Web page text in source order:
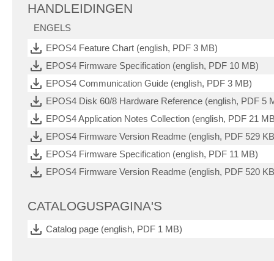
HANDLEIDINGEN
ENGELS
EPOS4 Feature Chart (english, PDF 3 MB)
EPOS4 Firmware Specification (english, PDF 10 MB)
EPOS4 Communication Guide (english, PDF 3 MB)
EPOS4 Disk 60/8 Hardware Reference (english, PDF 5
EPOS4 Application Notes Collection (english, PDF 21
EPOS4 Firmware Version Readme (english, PDF 529
EPOS4 Firmware Specification (english, PDF 11 MB)
EPOS4 Firmware Version Readme (english, PDF 520
CATALOGUSPAGINA'S
Catalog page (english, PDF 1 MB)